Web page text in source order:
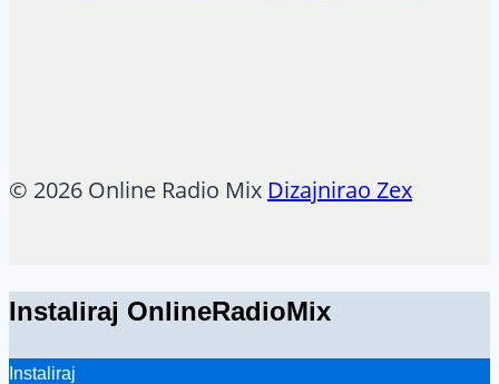
© 2026 Online Radio Mix Dizajnirao Zex
Instaliraj OnlineRadioMix
Instaliraj